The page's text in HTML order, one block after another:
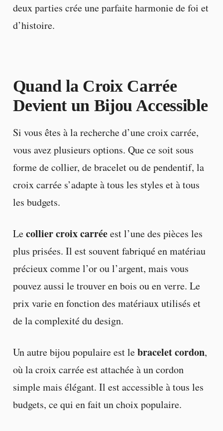
deux parties crée une parfaite harmonie de foi et
d’histoire.
Quand la Croix Carrée
Devient un Bijou Accessible
Si vous êtes à la recherche d’une croix carrée,
vous avez plusieurs options. Que ce soit sous
forme de collier, de bracelet ou de pendentif, la
croix carrée s’adapte à tous les styles et à tous
les budgets.
Lecollier croix carréeest l’une des pièces les
plus prisées. Il est souvent fabriqué en matériau
précieux comme l’or ou l’argent, mais vous
pouvez aussi le trouver en bois ou en verre. Le
prix varie en fonction des matériaux utilisés et
de la complexité du design.
Un autre bijou populaire est lebracelet cordon,
où la croix carrée est attachée à un cordon
simple mais élégant. Il est accessible à tous les
budgets, ce qui en fait un choix populaire.